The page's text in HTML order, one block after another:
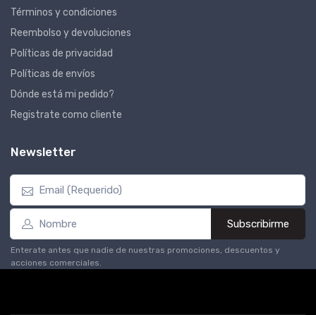
Términos y condiciones
Reembolso y devoluciones
Políticas de privacidad
Políticas de envíos
Dónde está mi pedido?
Registrate como cliente
Newsletter
Subscribirme
Enterate antes que nadie de nuestras promociones, descuentos y
acciones comerciales.